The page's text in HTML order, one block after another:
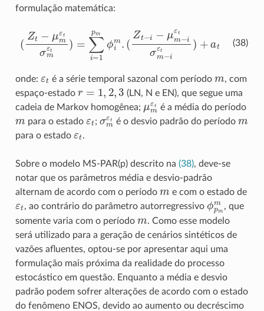
formulação matemática:
(38)
t tσ ∑i= ϕi
( μm m at
onde: é a série temporal sazonal com período
, com
espaço-estado
2 , 3
(LN, N e EN), que segue uma
cadeia de Markov homogênea;
m εt
é a média do período
para o estado ; mε
é o desvio padrão do período
para o estado .
Sobre o modelo MS-PAR(p) descrito na (38), deve-se
notar que os parâmetros média e desvio-padrão
alternam de acordo com o período
e com o estado de
, ao contrário do parâmetro autorregressivo ϕp , que
somente varia com o período
. Como esse modelo
será utilizado para a geração de cenários sintéticos de
vazões afluentes, optou-se por apresentar aqui uma
formulação mais próxima da realidade do processo
estocástico em questão. Enquanto a média e desvio
padrão podem sofrer alterações de acordo com o estado
do fenômeno ENOS, devido ao aumento ou decréscimo